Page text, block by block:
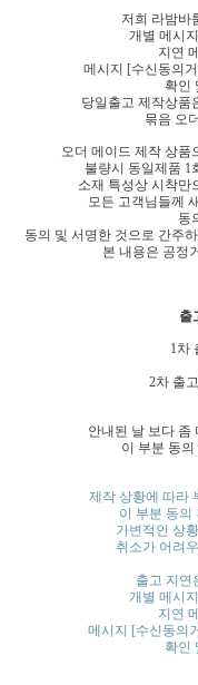
저희 라밤바
개별 메시
지연
메시지 [수신동의
확인
당일출고 제작상품
묶음 오
오더 메이드 제작 상품
불량시 동일제품 1
소재 특성상 시착만
모든 고객님들께
동
동의 및 서명한 것으로 간주
본 내용은 공정
출
1차
2차 출
안내된 날 보다 좀
이 부분 동
제작 상황에 따라
이 부분 동의
가변적인 상
취소가 어려
출고 지연
개별 메시
지연
메시지 [수신동의
확인